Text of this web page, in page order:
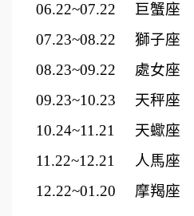
06.22~07.22
巨蟹座
07.23~08.22
獅子座
08.23~09.22
處女座
09.23~10.23
天秤座
10.24~11.21
天蠍座
11.22~12.21
人馬座
12.22~01.20
摩羯座